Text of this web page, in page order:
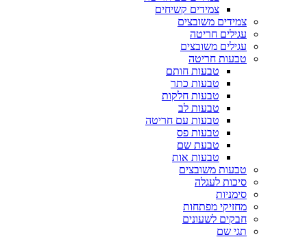
צמידים קשיחים
צמידים משובצים
עגילים חריטה
עגילים משובצים
טבעות חריטה
טבעות חותם
טבעות כתר
טבעות חלקות
טבעות לב
טבעות עם חריטה
טבעות פס
טבעת שם
טבעות אות
טבעות משובצים
סיכות לעגלה
סימניות
מחזיקי מפתחות
חבקים לשעונים
תגי שם